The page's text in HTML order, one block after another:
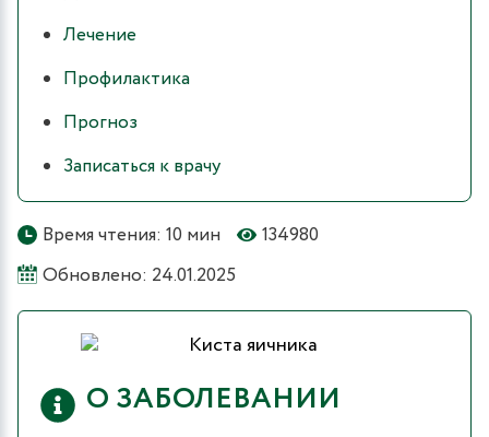
Время чтения: 10 мин
134980
Обновлено: 24.01.2025
О ЗАБОЛЕВАНИИ
Лечение
Профилактика
Прогноз
Записаться к врачу